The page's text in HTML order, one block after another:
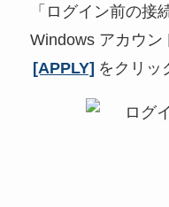
「ログイン前の接
Windows アカウン
[APPLY] をクリッ